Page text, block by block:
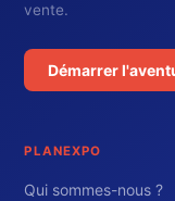
vente.
Démarrer
PLANEXPO
Qui sommes-nous ?